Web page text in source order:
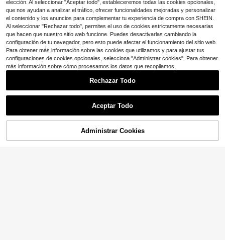
¡20% DE DESCUENTO! AÑADIR A LA BOLSA
elección. Al seleccionar "Aceptar todo", estableceremos todas las cookies opcionales,
que nos ayudan a analizar el tráfico, ofrecer funcionalidades mejoradas y personalizar
el contenido y los anuncios para complementar tu experiencia de compra con SHEIN.
Al seleccionar "Rechazar todo", permites el uso de cookies estrictamente necesarias
que hacen que nuestro sitio web funcione. Puedes desactivarlas cambiando la
configuración de tu navegador, pero esto puede afectar el funcionamiento del sitio web.
Para obtener más información sobre las cookies que utilizamos y para ajustar tus
configuraciones de cookies opcionales, selecciona "Administrar cookies". Para obtener
más información sobre cómo procesamos los datos que recopilamos,
Rechazar Todo
Aceptar Todo
Administrar Cookies